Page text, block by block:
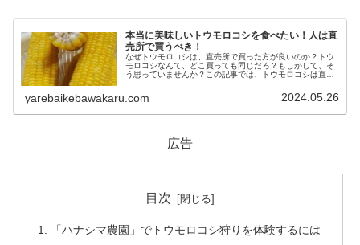
本当に美味しいトウモロコシを食べたい！人は直
売所で買うべき！
なぜトウモロコシは、直売所で買った方が良いのか？トウ
モロコシなんて、どこ買っても同じだろ？もしかして、そ
う思っていませんか？この記事では、トウモロコシは直売
yarebaikebawakaru.com 2024.05.26
広告
目次
「ハナシマ農園」でトウモロコシ狩りを体験するには